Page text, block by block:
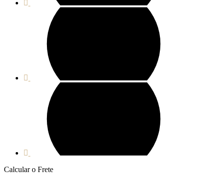
Calcular o Frete